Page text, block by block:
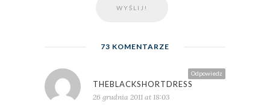
73 KOMENTARZE
Odpowiedz
THEBLACKSHORTDRESS
26 grudnia 2011 at 18:03